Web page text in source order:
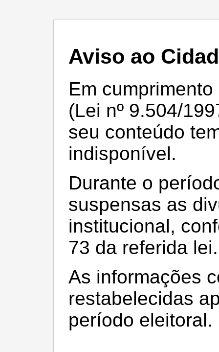
Aviso ao
Em
(Lei nº 9.504/
seu conteúdo
indisponível.
Durante o
suspensas as
institucional,
73 da referida lei.
As informações
restabelecidas
período eleitoral.